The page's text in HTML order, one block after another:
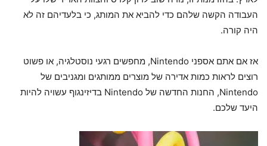
העבודה הקשה שלהם כדי להביא את המותג, כי בלעדיהם זה לא
היה קורה.
אז אם אתם אספני Nintendo, מחפשים רגעי נוסטלגיה, או פשוט
רוצים לראות כמות אדירה של מוצרים ממותגים ומגניבים של
Nintendo, החנות החדשה של Nintendo בדיזינגוף עשויה להיות
היעד שלכם.